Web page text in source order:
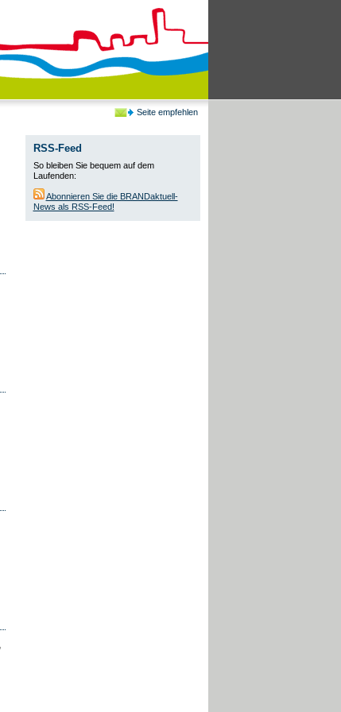
Seite empfehlen
RSS-Feed
So bleiben Sie bequem auf dem
Laufenden:
Abonnieren Sie die BRANDaktuell-
News als RSS-Feed!